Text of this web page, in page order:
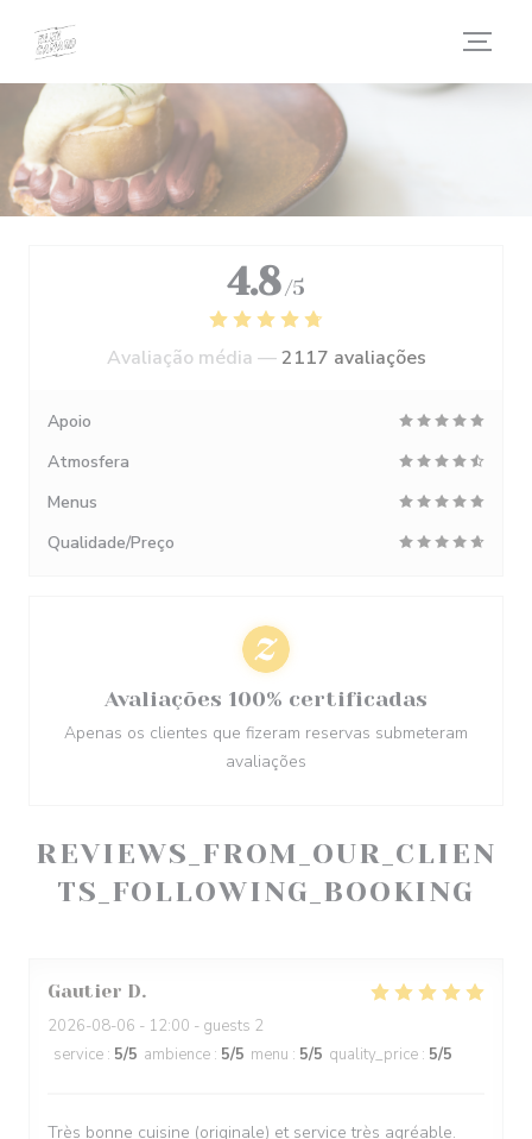
REVIEWS_FROM_OUR_CLIEN
TS_FOLLOWING_BOOKING
Gautier D
2026-08-06 - 12:00 - guests 2
service : 5/5 ambience : 5/5 menu : 5/5 quality_price : 5/5
Très bonne cuisine (originale) et service très agréable.
4.8 /5
Avaliação média —2117 avaliações
Apoio
Atmosfera
Menus
Qualidade/Preço
Avaliações 100% certificadas
Apenas os clientes que fizeram reservas submeteram
avaliações